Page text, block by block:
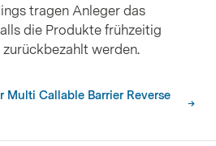
tragen Anleger das
die Produkte frühzeitig
werden.
Multi Callable Barrier Reverse